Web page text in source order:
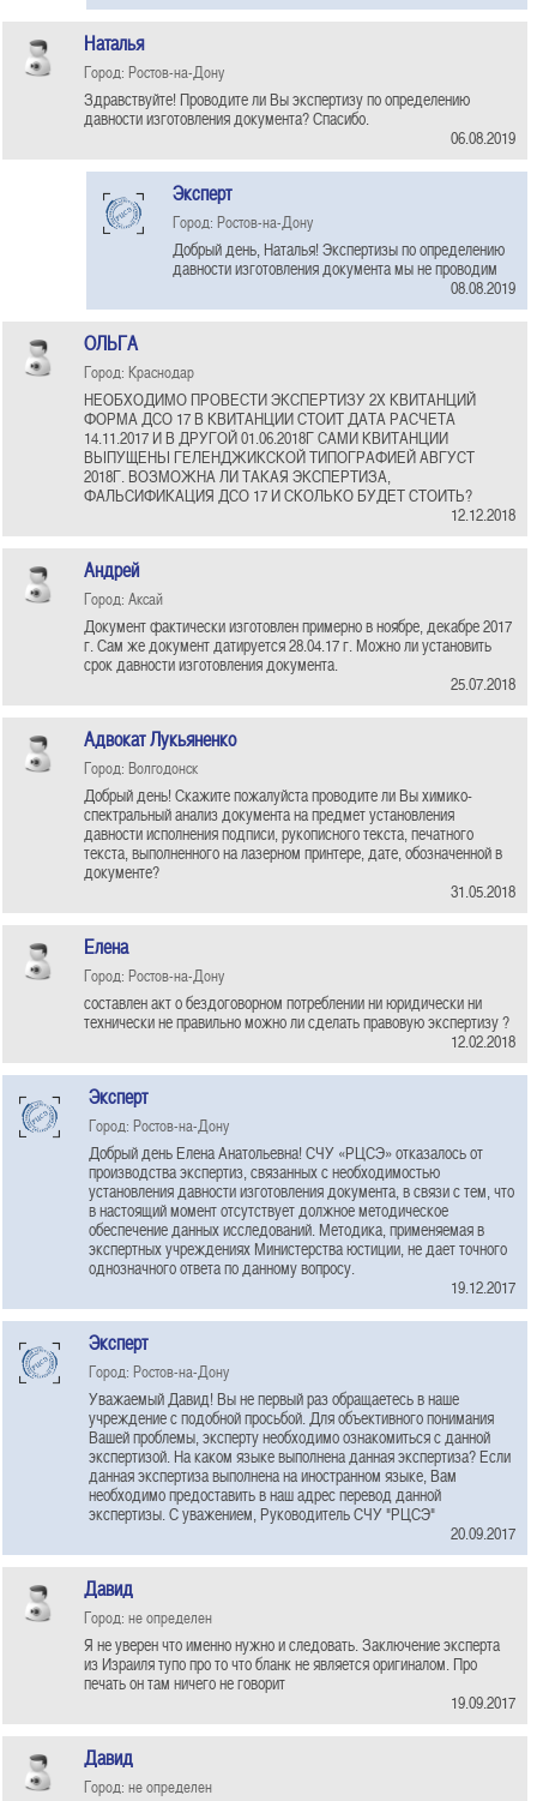
Наталья
Город: Ростов-на-Дону
Здравствуйте! Проводите ли Вы экспертизу по определению
давности изготовления документа? Спасибо.
06.08.2019
Эксперт
Город: Ростов-на-Дону
Добрый день, Наталья! Экспертизы по определению
давности изготовления документа мы не проводим
08.08.2019
ОЛЬГА
Город: Краснодар
НЕОБХОДИМО ПРОВЕСТИ ЭКСПЕРТИЗУ 2Х КВИТАНЦИЙ
ФОРМА ДСО 17 В КВИТАНЦИИ СТОИТ ДАТА РАСЧЕТА
14.11.2017 И В ДРУГОЙ 01.06.2018Г САМИ КВИТАНЦИИ
ВЫПУЩЕНЫ ГЕЛЕНДЖИКСКОЙ ТИПОГРАФИЕЙ АВГУСТ
2018Г. ВОЗМОЖНА ЛИ ТАКАЯ ЭКСПЕРТИЗА,
ФАЛЬСИФИКАЦИЯ ДСО 17 И СКОЛЬКО БУДЕТ СТОИТЬ?
12.12.2018
Андрей
Город: Аксай
Документ фактически изготовлен примерно в ноябре, декабре 2017
г. Сам же документ датируется 28.04.17 г. Можно ли установить
срок давности изготовления документа.
25.07.2018
Адвокат Лукьяненко
Город: Волгодонск
Добрый день! Скажите пожалуйста проводите ли Вы химико-
спектральный анализ документа на предмет установления
давности исполнения подписи, рукописного текста, печатного
текста, выполненного на лазерном принтере, дате, обозначенной в
документе?
31.05.2018
Елена
Город: Ростов-на-Дону
составлен акт о бездоговорном потреблении ни юридически ни
технически не правильно можно ли сделать правовую экспертизу ?
12.02.2018
Эксперт
Город: Ростов-на-Дону
Добрый день Елена Анатольевна! СЧУ «РЦСЭ» отказалось от
производства экспертиз, связанных с необходимостью
установления давности изготовления документа, в связи с тем, что
в настоящий момент отсутствует должное методическое
обеспечение данных исследований. Методика, применяемая в
экспертных учреждениях Министерства юстиции, не дает точного
однозначного ответа по данному вопросу.
19.12.2017
Эксперт
Город: Ростов-на-Дону
Уважаемый Давид! Вы не первый раз обращаетесь в наше
учреждение с подобной просьбой. Для объективного понимания
Вашей проблемы, эксперту необходимо ознакомиться с данной
экспертизой. На каком языке выполнена данная экспертиза? Если
данная экспертиза выполнена на иностранном языке, Вам
необходимо предоставить в наш адрес перевод данной
экспертизы. С уважением, Руководитель СЧУ "РЦСЭ"
20.09.2017
Давид
Город: не определен
Я не уверен что именно нужно и следовать. Заключение эксперта
из Израиля тупо про то что бланк не является оригиналом. Про
печать он там ничего не говорит
19.09.2017
Давид
Город: не определен